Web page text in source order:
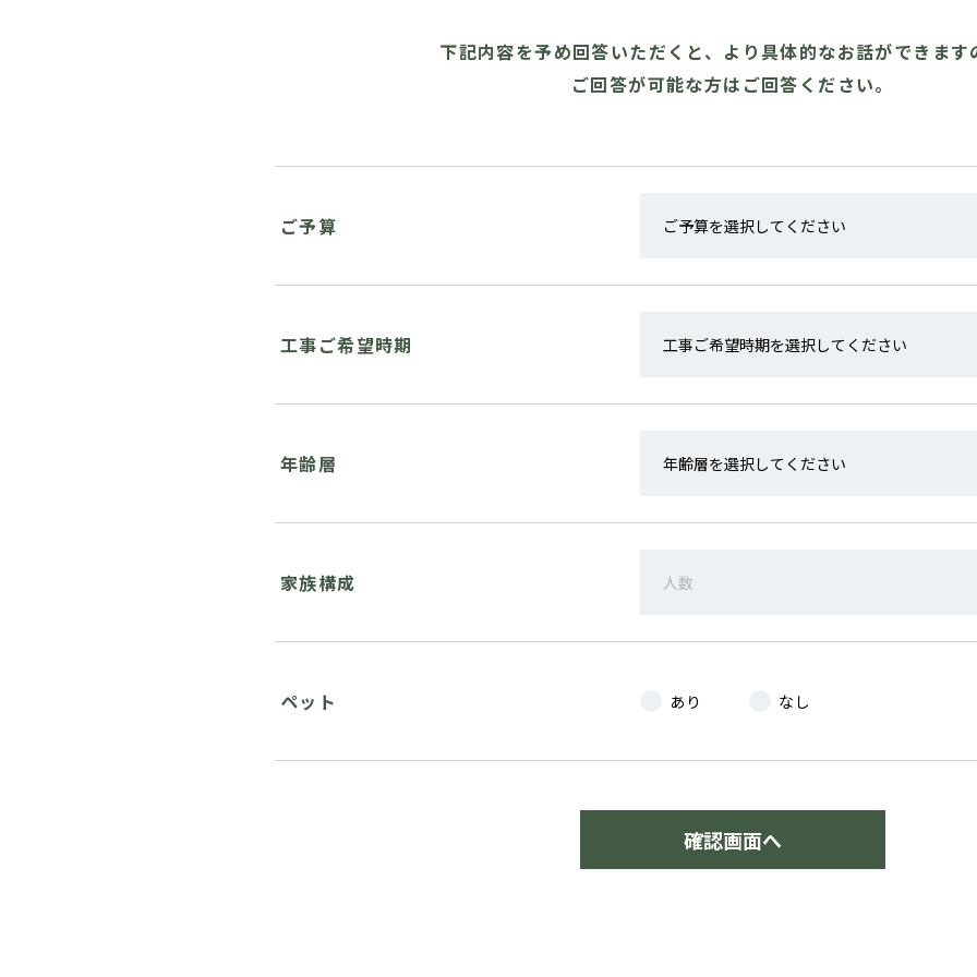
下記内容を予め回答いただくと、より具体的なお話ができます
ご回答が可能な方はご回答ください。
ご予算
工事ご希望時期
年齢層
家族構成
ペット あり なし